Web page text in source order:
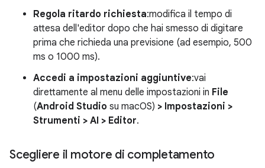
Regola ritardo richiesta:modifica il tempo di
attesa dell'editor dopo che hai smesso di digitare
prima che richieda una previsione (ad esempio, 500
ms o 1000 ms).
Accedi a impostazioni aggiuntive:vai
direttamente al menu delle impostazioni in File
(Android Studio su macOS) > Impostazioni >
Strumenti > AI > Editor.
Scegliere il motore di completamento